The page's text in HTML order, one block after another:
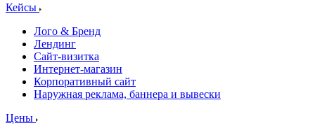
Кейсы
Лого & Бренд
Лендинг
Сайт-визитка
Интернет-магазин
Корпоративный сайт
Наружная реклама, баннера и вывески
Цены